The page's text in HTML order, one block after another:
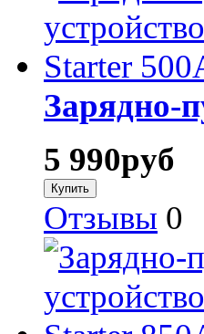
Зарядно-
5 990руб
Отзывы 0